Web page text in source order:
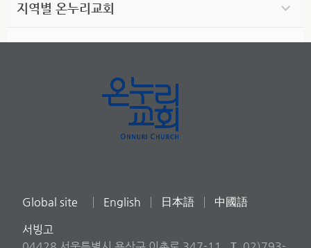
지역별 온누리교회
Global site English 日本語 中國語
서빙고